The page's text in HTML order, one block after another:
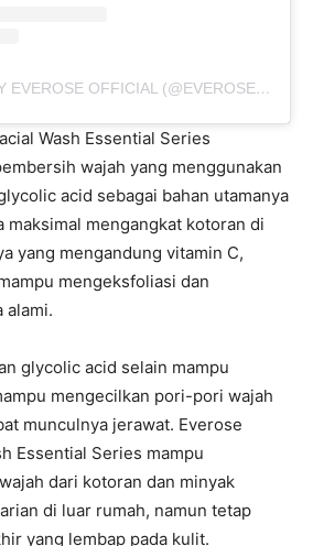
A POST SHARED BY EVEROSE OFFICIAL (@EVEROSE_OFFICIAL)
Wash Essential Series
wajah yang menggunakan
acid sebagai bahan utamanya
maksimal mengangkat kotoran di
yang mengandung vitamin C,
mengeksfoliasi dan
alami.
glycolic acid selain mampu
mengecilkan pori-pori wajah
munculnya jerawat. Everose
Essential Series mampu
dari kotoran dan minyak
di luar rumah, namun tetap
yang lembap pada kulit.